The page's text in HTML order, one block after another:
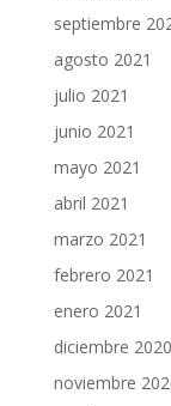
septiembre
agosto 2021
julio 2021
junio 2021
mayo 2021
abril 2021
marzo 2021
febrero 2021
enero 2021
diciembre 2020
noviembre